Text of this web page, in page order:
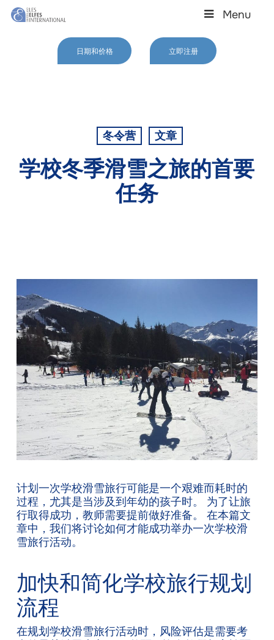
Skip
Menu
日期和价格 立即注册
冬令营 文章
学校冬季滑雪之旅的首要
任务
计划一次学校滑雪旅行可能是一个艰难而耗时的
过程，尤其是当涉及到年幼的孩子时。 为了让旅
行取得成功，教师需要提前做好准备。 在本篇文
章中，我们将讨论如何才能成功举办一次学校滑
雪旅行活动。
加快和简化学校旅行规划
流程
在规划学校滑雪旅行活动时，风险评估是需要考